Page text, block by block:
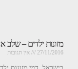
מזונות ילדים – שלב
27/11/2016 אין תגובות